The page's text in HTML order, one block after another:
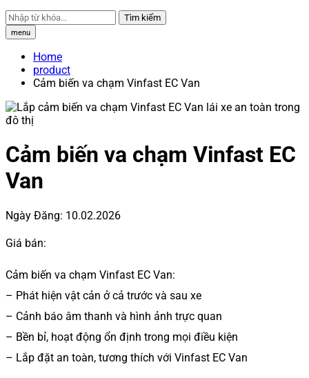
Tìm kiếm
menu
Home
product
Cảm biến va chạm Vinfast EC Van
Cảm biến va chạm Vinfast EC
Van
Ngày Đăng: 10.02.2026
Giá bán:
Cảm biến va chạm Vinfast EC Van:
– Phát hiện vật cản ở cả trước và sau xe
– Cảnh báo âm thanh và hình ảnh trực quan
– Bền bỉ, hoạt động ổn định trong mọi điều kiện
– Lắp đặt an toàn, tương thích với Vinfast EC Van